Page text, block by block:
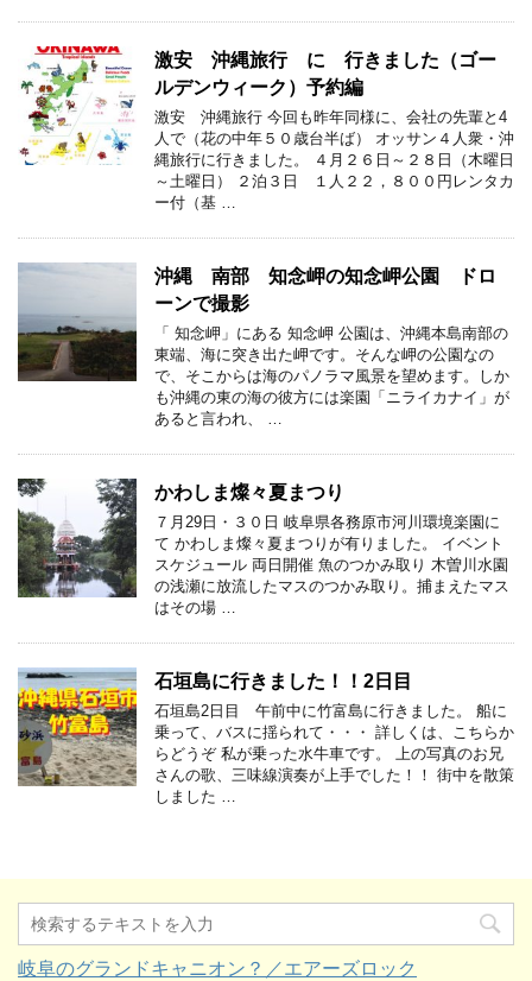
激安 沖縄旅行 に 行きました（ゴー
ルデンウィーク）予約編
激安 沖縄旅行 今回も昨年同様に、会社の先輩と4
人で（花の中年５０歳台半ば） オッサン４人衆・沖
縄旅行に行きました。 ４月２６日～２８日（木曜日
～土曜日） ２泊３日 １人２２，８００円レンタカ
ー付（基 …
沖縄 南部 知念岬の知念岬公園 ドロ
ーンで撮影
「 知念岬」にある 知念岬 公園は、沖縄本島南部の
東端、海に突き出た岬です。そんな岬の公園なの
で、そこからは海のパノラマ風景を望めます。しか
も沖縄の東の海の彼方には楽園「ニライカナイ」が
あると言われ、 …
かわしま燦々夏まつり
７月29日・３０日 岐阜県各務原市河川環境楽園に
て かわしま燦々夏まつりが有りました。 イベント
スケジュール 両日開催 魚のつかみ取り 木曽川水園
の浅瀬に放流したマスのつかみ取り。捕まえたマス
はその場 …
石垣島に行きました！！2日目
石垣島2日目 午前中に竹富島に行きました。 船に
乗って、バスに揺られて・・・ 詳しくは、こちらか
らどうぞ 私が乗った水牛車です。 上の写真のお兄
さんの歌、三味線演奏が上手でした！！ 街中を散策
しました …
岐阜のグランドキャニオン？／エアーズロック